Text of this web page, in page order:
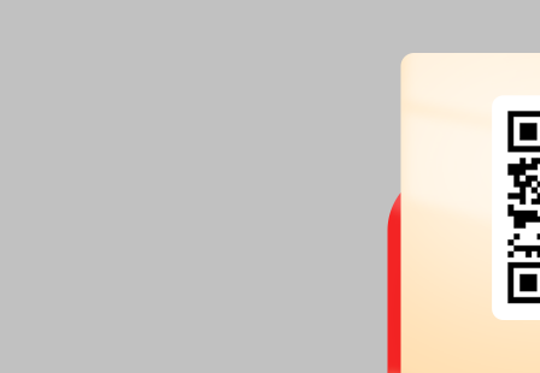
致行动人部分股份质押及解质押
持股比例为0.23%，占总股本比
宁波合盛集团有限
所持股比例为0.92%，占总股本
押起始日2024-12-24)
截止2026年07月17